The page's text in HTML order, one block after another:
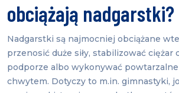
obciążają nadgarstki?
Nadgarstki są najmocniej obciążane
przenosić duże siły, stabilizować ciężar
podporze albo wykonywać
chwytem. Dotyczy to m.in. gimnastyki,